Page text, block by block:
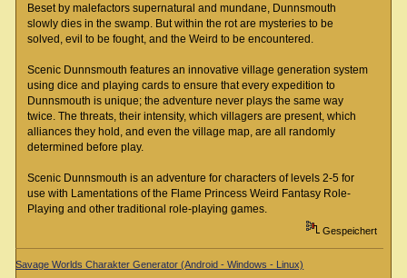
Beset by malefactors supernatural and mundane, Dunnsmouth
slowly dies in the swamp. But within the rot are mysteries to be
solved, evil to be fought, and the Weird to be encountered.
Scenic Dunnsmouth features an innovative village generation system
using dice and playing cards to ensure that every expedition to
Dunnsmouth is unique; the adventure never plays the same way
twice. The threats, their intensity, which villagers are present, which
alliances they hold, and even the village map, are all randomly
determined before play.
Scenic Dunnsmouth is an adventure for characters of levels 2-5 for
use with Lamentations of the Flame Princess Weird Fantasy Role-
Playing and other traditional role-playing games.
Gespeichert
Savage Worlds Charakter Generator (Android - Windows - Linux)